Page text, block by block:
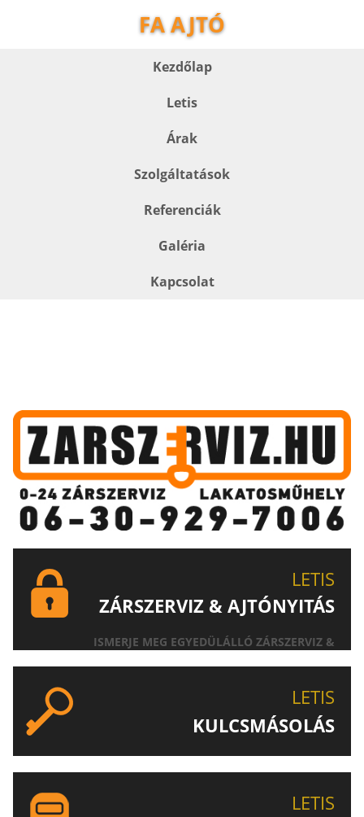
FA AJTÓ
Kezdőlap
Letis
Árak
Szolgáltatások
Referenciák
Galéria
Kapcsolat
LETIS
ZÁRSZERVIZ & AJTÓNYITÁS
ISMERJE MEG EGYEDÜLÁLLÓ ZÁRSZERVIZ &
LETIS
KULCSMÁSOLÁS
LETIS